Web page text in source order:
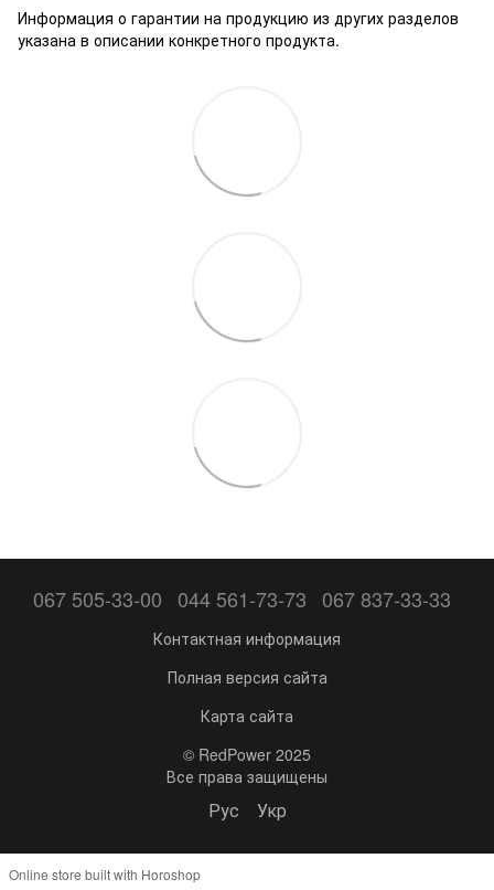
Информация о гарантии на продукцию из других разделов
указана в описании конкретного продукта.
067 505-33-00 044 561-73-73 067 837-33-33
Контактная информация
Полная версия сайта
Карта сайта
© RedPower 2025
Все права защищены
Рус Укр
Online store built with Horoshop